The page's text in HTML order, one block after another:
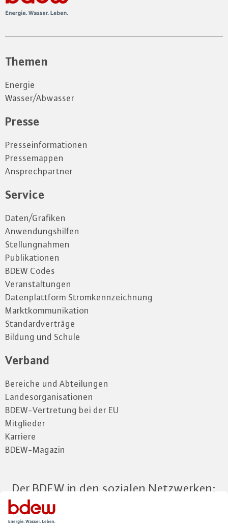
Themen
Energie
Wasser/Abwasser
Presse
Presseinformationen
Pressemappen
Ansprechpartner
Service
Daten/Grafiken
Anwendungshilfen
Stellungnahmen
Publikationen
BDEW Codes
Veranstaltungen
Datenplattform Stromkennzeichnung
Marktkommunikation
Standardverträge
Bildung und Schule
Verband
Bereiche und Abteilungen
Landesorganisationen
BDEW-Vertretung bei der EU
Mitglieder
Karriere
BDEW-Magazin
Der BDEW in den sozialen Netzwerken: